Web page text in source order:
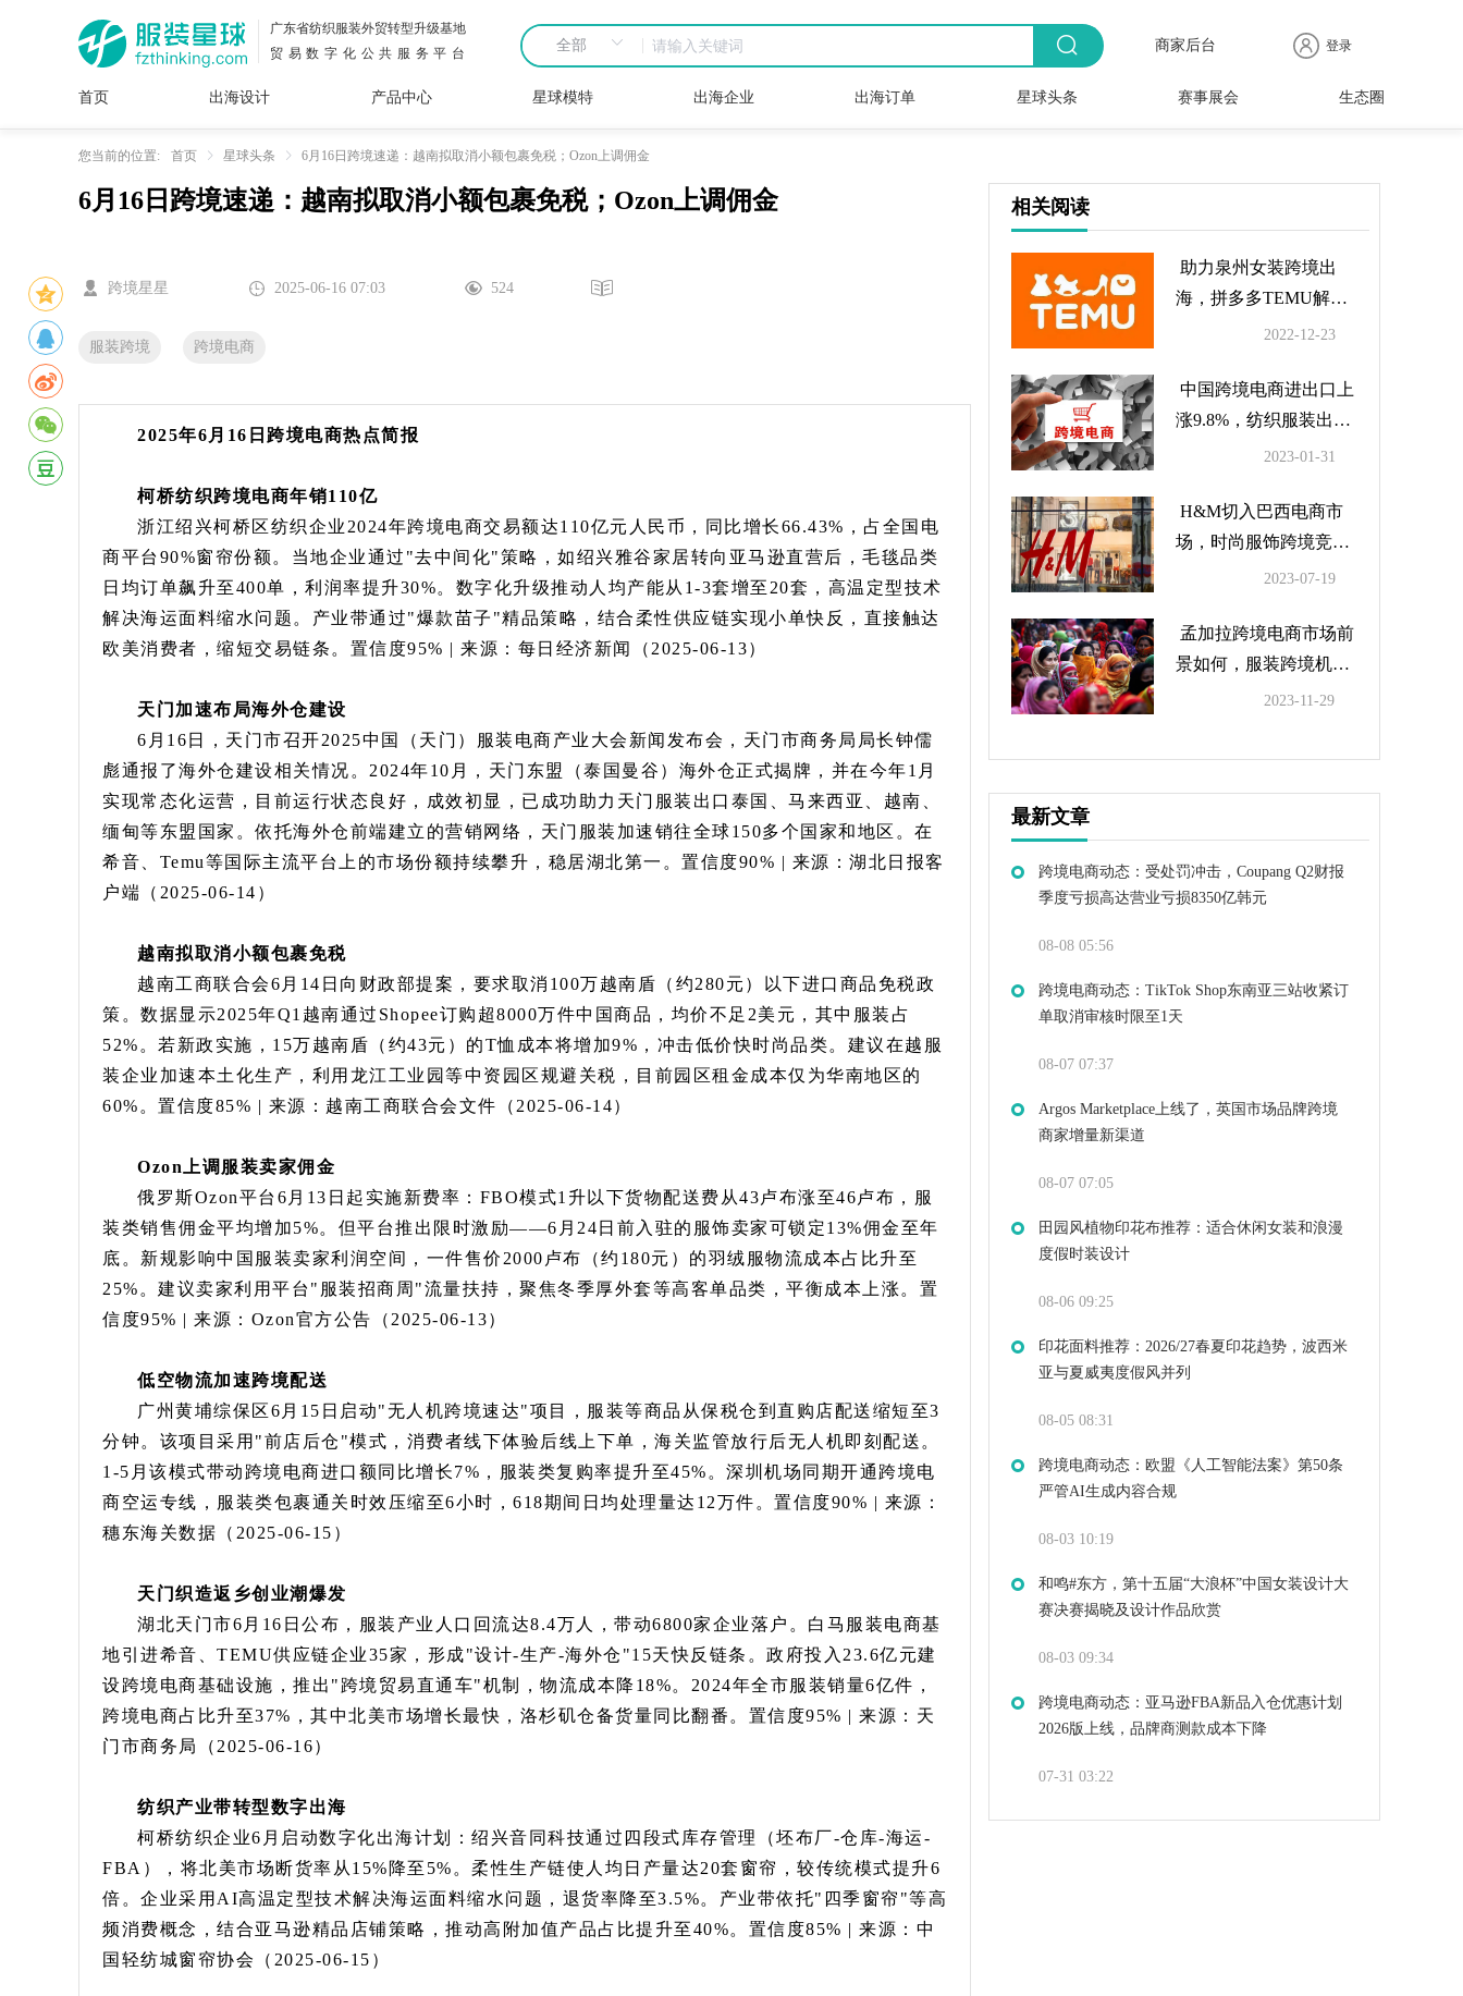
广东省纺织服装外贸转型升级基地
贸易数字化公共服务平台
商家后台 登录
首页 出海设计
面料
花型
插画
图案
服装
设计
产品中心
女装
内衣
男装
运动
服
童装
牛仔
服装
星球模特 出海企业 出海订单 星球头条
快报
电商
速递
专访
聚焦
品牌
赛事展会 生态圈
您当前的位置: 首页 星球头条 6月16日跨境速递：越南拟取消小额包裹免税；Ozon上调佣金
6月16日跨境速递：越南拟取消小额包裹免税；Ozon上调佣金
跨境星星 2025-06-16 07:03 524
服装跨境 跨境电商
2025年6月16日跨境电商热点简报
柯桥纺织跨境电商年销110亿
浙江绍兴柯桥区纺织企业2024年跨境电商交易额达110亿元人民币，同比增长66.43%，占全国电
商平台90%窗帘份额。当地企业通过"去中间化"策略，如绍兴雅谷家居转向亚马逊直营后，毛毯品类
日均订单飙升至400单，利润率提升30%。数字化升级推动人均产能从1-3套增至20套，高温定型技术
解决海运面料缩水问题。产业带通过"爆款苗子"精品策略，结合柔性供应链实现小单快反，直接触达
欧美消费者，缩短交易链条。置信度95% | 来源：每日经济新闻（2025-06-13）
天门加速布局海外仓建设
6月16日，天门市召开2025中国（天门）服装电商产业大会新闻发布会，天门市商务局局长钟儒
彪通报了海外仓建设相关情况。2024年10月，天门东盟（泰国曼谷）海外仓正式揭牌，并在今年1月
实现常态化运营，目前运行状态良好，成效初显，已成功助力天门服装出口泰国、马来西亚、越南、
缅甸等东盟国家。依托海外仓前端建立的营销网络，天门服装加速销往全球150多个国家和地区。在
希音、Temu等国际主流平台上的市场份额持续攀升，稳居湖北第一。置信度90% | 来源：湖北日报客
户端（2025-06-14）
越南拟取消小额包裹免税
越南工商联合会6月14日向财政部提案，要求取消100万越南盾（约280元）以下进口商品免税政
策。数据显示2025年Q1越南通过Shopee订购超8000万件中国商品，均价不足2美元，其中服装占
52%。若新政实施，15万越南盾（约43元）的T恤成本将增加9%，冲击低价快时尚品类。建议在越服
装企业加速本土化生产，利用龙江工业园等中资园区规避关税，目前园区租金成本仅为华南地区的
60%。置信度85% | 来源：越南工商联合会文件（2025-06-14）
Ozon上调服装卖家佣金
俄罗斯Ozon平台6月13日起实施新费率：FBO模式1升以下货物配送费从43卢布涨至46卢布，服
装类销售佣金平均增加5%。但平台推出限时激励——6月24日前入驻的服饰卖家可锁定13%佣金至年
底。新规影响中国服装卖家利润空间，一件售价2000卢布（约180元）的羽绒服物流成本占比升至
25%。建议卖家利用平台"服装招商周"流量扶持，聚焦冬季厚外套等高客单品类，平衡成本上涨。置
信度95% | 来源：Ozon官方公告（2025-06-13）
低空物流加速跨境配送
广州黄埔综保区6月15日启动"无人机跨境速达"项目，服装等商品从保税仓到直购店配送缩短至3
分钟。该项目采用"前店后仓"模式，消费者线下体验后线上下单，海关监管放行后无人机即刻配送。
1-5月该模式带动跨境电商进口额同比增长7%，服装类复购率提升至45%。深圳机场同期开通跨境电
商空运专线，服装类包裹通关时效压缩至6小时，618期间日均处理量达12万件。置信度90% | 来源：
穗东海关数据（2025-06-15）
天门织造返乡创业潮爆发
湖北天门市6月16日公布，服装产业人口回流达8.4万人，带动6800家企业落户。白马服装电商基
地引进希音、TEMU供应链企业35家，形成"设计-生产-海外仓"15天快反链条。政府投入23.6亿元建
设跨境电商基础设施，推出"跨境贸易直通车"机制，物流成本降18%。2024年全市服装销量6亿件，
跨境电商占比升至37%，其中北美市场增长最快，洛杉矶仓备货量同比翻番。置信度95% | 来源：天
门市商务局（2025-06-16）
纺织产业带转型数字出海
柯桥纺织企业6月启动数字化出海计划：绍兴音同科技通过四段式库存管理（坯布厂-仓库-海运-
FBA），将北美市场断货率从15%降至5%。柔性生产链使人均日产量达20套窗帘，较传统模式提升6
倍。企业采用AI高温定型技术解决海运面料缩水问题，退货率降至3.5%。产业带依托"四季窗帘"等高
频消费概念，结合亚马逊精品店铺策略，推动高附加值产品占比提升至40%。置信度85% | 来源：中
国轻纺城窗帘协会（2025-06-15）
相关阅读
海，拼多多TEMU解读
2022-12-23
涨9.8%，纺织服装出口
2023-01-31
场，时尚服饰跨境竞争
2023-07-19
景如何，服装跨境机会
2023-11-29
最新文章
跨境电商动态：受处罚冲击，Coupang Q2财报
季度亏损高达营业亏损8350亿韩元
08-08 05:56
跨境电商动态：TikTok Shop东南亚三站收紧订
单取消审核时限至1天
08-07 07:37
Argos Marketplace上线了，英国市场品牌跨境
商家增量新渠道
08-07 07:05
田园风植物印花布推荐：适合休闲女装和浪漫
度假时装设计
08-06 09:25
印花面料推荐：2026/27春夏印花趋势，波西米
亚与夏威夷度假风并列
08-05 08:31
跨境电商动态：欧盟《人工智能法案》第50条
严管AI生成内容合规
08-03 10:19
和鸣#东方，第十五届“大浪杯”中国女装设计大
赛决赛揭晓及设计作品欣赏
08-03 09:34
跨境电商动态：亚马逊FBA新品入仓优惠计划
2026版上线，品牌商测款成本下降
07-31 03:22